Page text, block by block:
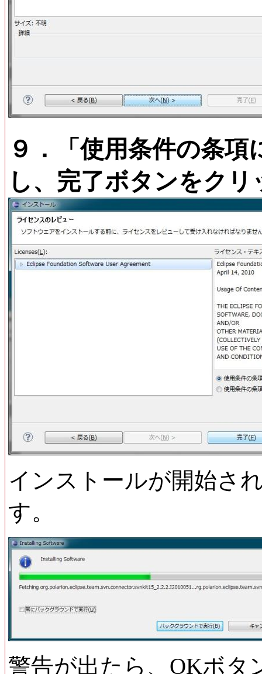
９．「使用条件の条
し、完了ボタンをク
インストールが開始さ
す。
警告が出たら、OKボタ